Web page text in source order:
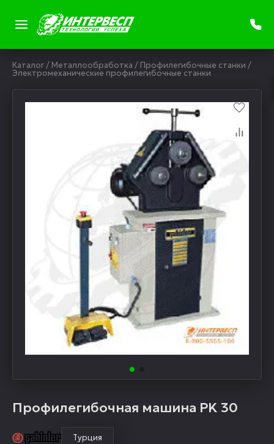
Каталог/ Металлообработка / Профилегибочные станки /
Электромеханические профилегибочные станки
Профилегибочная машина PK 30
Турция